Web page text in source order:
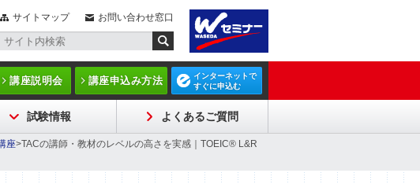
サイトマップ お問い合わせ窓口
講座説明会 講座申込み方法
インターネットで
すぐに申込む
試験情報 よくあるご質問
座>TACの講師・教材のレベルの高さを実感｜TOEIC® L&R